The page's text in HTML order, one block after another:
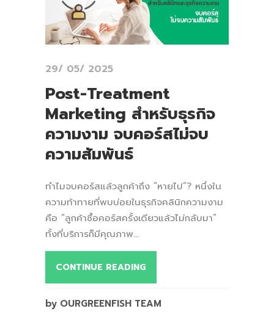
29/ 05/ 2025
Post-Treatment
Marketing สำหรับธุรกิจ
ความงาม จบคอร์สไม่จบ
ความสัมพันธ์
ทำไมจบคอร์สแล้วลูกค้าถึง “หายไป”? หนึ่งใน
ความท้าทายที่พบบ่อยในธุรกิจคลินิกความงาม
คือ “ลูกค้าซื้อคอร์สครั้งเดียวแล้วไม่กลับมา”
ทั้งที่บริการก็มีคุณภาพ...
CONTINUE READING
by OURGREENFISH TEAM